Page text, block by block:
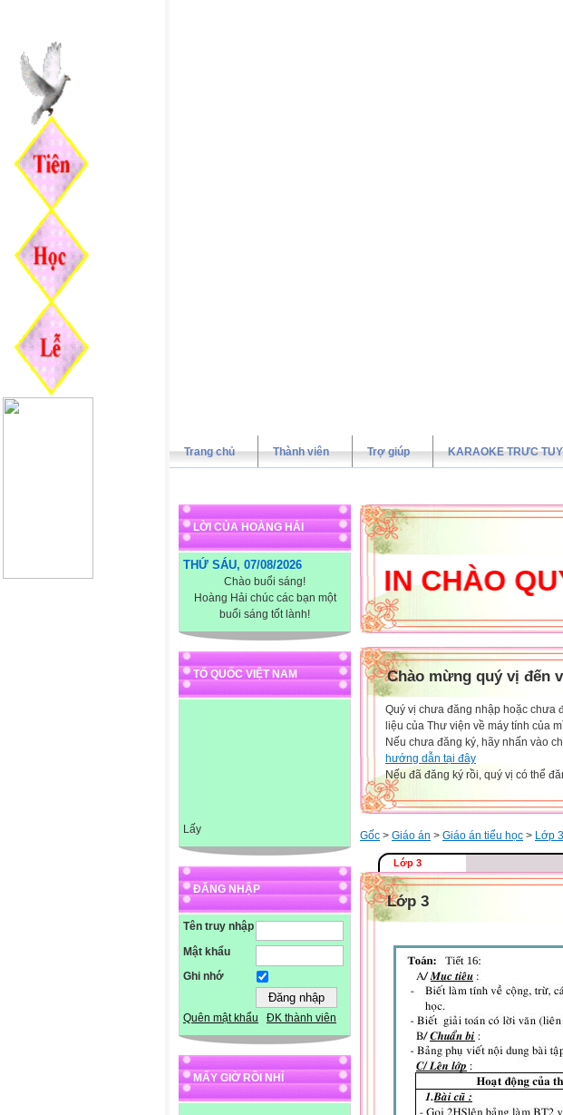
Trang chủ Thành viên Trợ giúp KARAOKE TRƯC
LỜI CỦA HOÀNG HẢI
THỨ SÁU, 07/08/2026
Chào buổi sáng!
Hoàng Hải chúc các bạn một
buổi sáng tốt lành!
TỔ QUỐC VIỆT NAM
Lấy
ĐĂNG NHẬP
Tên truy nhập
Mật khẩu
Ghi nhớ
Quên mật khẩu ĐK thành viên
MẤY GIỜ RỒI NHỈ
XIN CHÀO QUÝ
Chào mừng quý vị đến
Quý vị chưa đăng nhập hoặc chưa
liệu của Thư viện về máy tính của
Nếu chưa đăng ký, hãy nhấn vào
hướng dẫn tại đây
Nếu đã đăng ký rồi, quý vị có thể
Gốc > Giáo án > Giáo án tiểu học > Lớp 3
Lớp 3
Lớp 3